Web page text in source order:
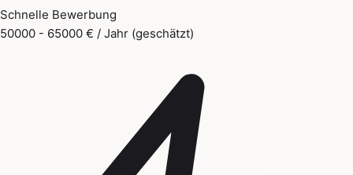
Schnelle Bewerbung
50000 - 65000 € / Jahr (geschätzt)